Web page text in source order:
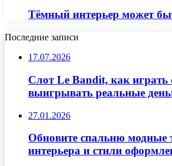
Тёмный интерьер может
Последние записи
17.07.2026
Слот Le Bandit, как играть
выигрывать реальные
27.01.2026
Обновите спальню модные
интерьера и стили